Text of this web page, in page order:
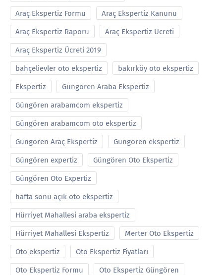
Araç Ekspertiz Formu Araç Ekspertiz Kanunu
Araç Ekspertiz Raporu Araç Ekspertiz Ucreti
Araç Ekspertiz Ücreti 2019
bahçelievler oto ekspertiz bakırköy oto ekspertiz
Ekspertiz Güngören Araba Ekspertiz
Güngören arabamcom ekspertiz
Güngören arabamcom oto ekspertiz
Güngören Araç Ekspertiz Güngören ekspertiz
Güngören expertiz Güngören Oto Ekspertiz
Güngören Oto Expertiz
hafta sonu açık oto ekspertiz
Hürriyet Mahallesi araba ekspertiz
Hürriyet Mahallesi Ekspertiz Merter Oto Ekspertiz
Oto ekspertiz Oto Ekspertiz Fiyatları
Oto Ekspertiz Formu Oto Ekspertiz Güngören